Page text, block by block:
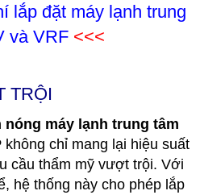
lắp đặt máy lạnh trung
và VRF <<<
TRỘI
nóng máy lạnh trung tâm
không chỉ mang lại hiệu suất
cầu thẩm mỹ vượt trội. Với
hệ thống này cho phép lắp